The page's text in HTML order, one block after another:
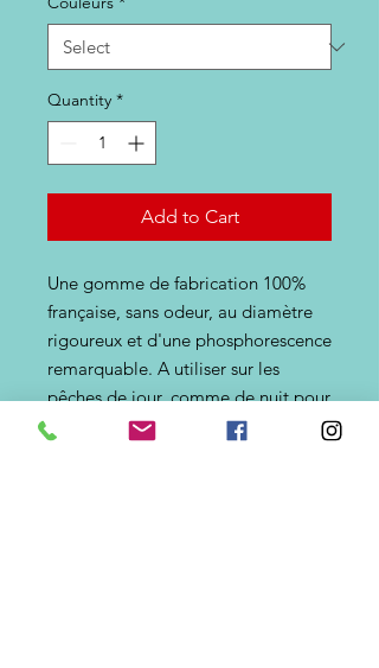
Quantity *
Add to Cart
Une gomme de fabrication 100%
française, sans odeur, au diamètre
rigoureux et d'une phosphorescence
remarquable. A utiliser sur les
pêches de jour, comme de nuit pour
la traque de tous les sparidés, en